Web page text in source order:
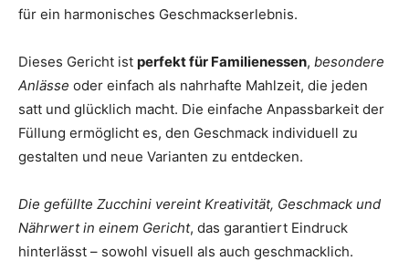
für ein harmonisches Geschmackserlebnis.
Dieses Gericht ist perfekt für Familienessen, besondere
Anlässe oder einfach als nahrhafte Mahlzeit, die jeden
satt und glücklich macht. Die einfache Anpassbarkeit der
Füllung ermöglicht es, den Geschmack individuell zu
gestalten und neue Varianten zu entdecken.
Die gefüllte Zucchini vereint Kreativität, Geschmack und
Nährwert in einem Gericht, das garantiert Eindruck
hinterlässt – sowohl visuell als auch geschmacklich.